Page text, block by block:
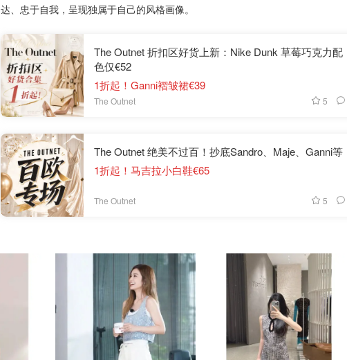
达、忠于自我，呈现独属于自己的风格画像。
The Outnet 折扣区好货上新：Nike Dunk 草莓巧克力配
色仅€52
1折起！Ganni褶皱裙€39
The Outnet 5
The Outnet 绝美不过百！抄底Sandro、Maje、Ganni等
1折起！马吉拉小白鞋€65
The Outnet 5